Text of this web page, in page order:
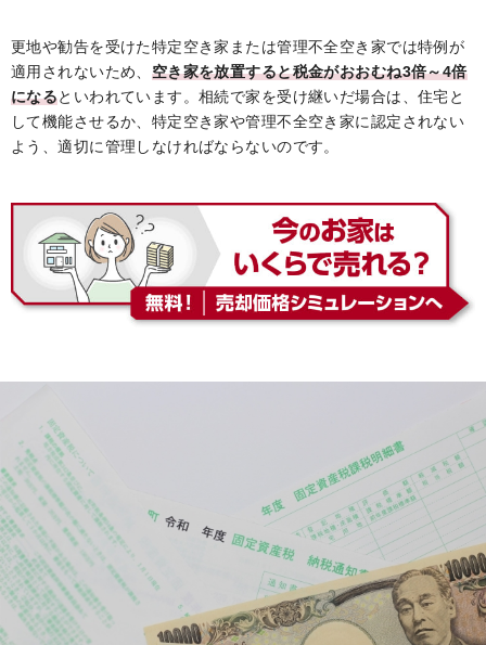
更地や勧告を受けた特定空き家または管理不全空き家では特例が
適用されないため、 空き家を放置すると税金がおおむね3倍～4倍
になるといわれています。相続で家を受け継いだ場合は、住宅と
して機能させるか、特定空き家や管理不全空き家に認定されない
よう、適切に管理しなければならないのです。